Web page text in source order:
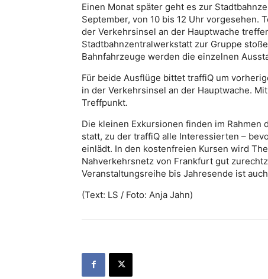
Einen Monat später geht es zur
September, von 10 bis 12 Uhr vorgesehen.
der Verkehrsinsel an der Hauptwache
Stadtbahnzentralwerkstatt zur Gruppe
Bahnfahrzeuge werden die einzelnen
Für beide Ausflüge bittet traffiQ um
in der Verkehrsinsel an der Hauptwache.
Treffpunkt.
Die kleinen Exkursionen finden im Rahmen
statt, zu der traffiQ alle Interessierten –
einlädt. In den kostenfreien Kursen wird
Nahverkehrsnetz von Frankfurt gut
Veranstaltungsreihe bis Jahresende ist
(Text: LS / Foto: Anja Jahn)